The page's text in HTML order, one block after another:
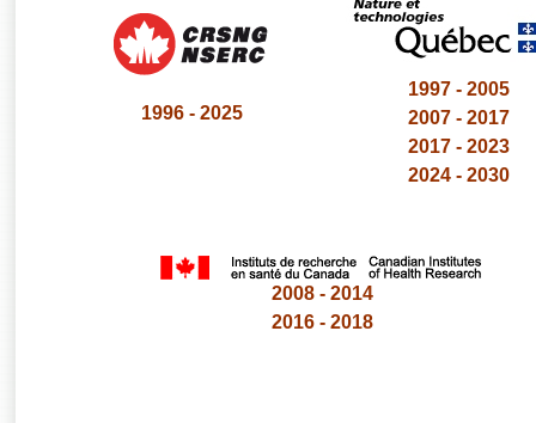
1996 - 2025
1997 - 2005
2007 - 2017
2017 - 2023
2024 - 2030
2008 - 2014
2016 - 2018